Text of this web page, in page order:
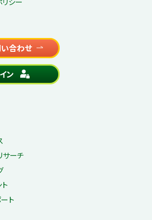
合わせ
ン
サーチ
ト